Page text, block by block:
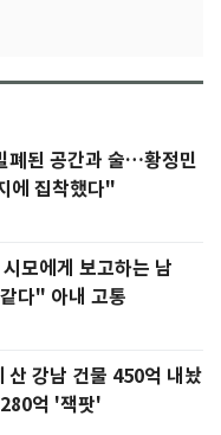
폐된 공간과 술…황정민
에 집착했다"
모에게 보고하는 남
다" 아내 고통
산 강남 건물 450억 내놨
억 '잭팟'